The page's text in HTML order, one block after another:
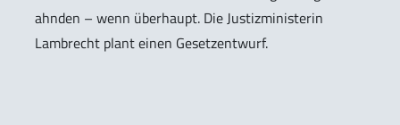
ahnden – wenn überhaupt. Die Justizministerin
Lambrecht plant einen Gesetzentwurf.